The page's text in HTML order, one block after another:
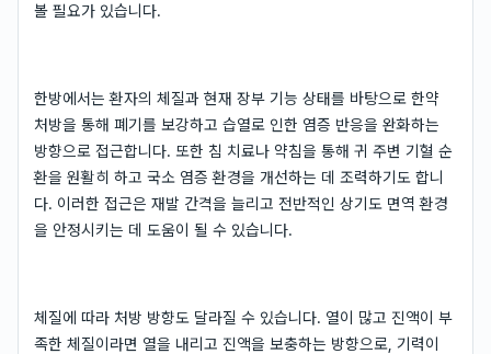
볼 필요가 있습니다.
한방에서는 환자의 체질과 현재 장부 기능 상태를 바탕으로 한약
처방을 통해 폐기를 보강하고 습열로 인한 염증 반응을 완화하는
방향으로 접근합니다. 또한 침 치료나 약침을 통해 귀 주변 기혈 순
환을 원활히 하고 국소 염증 환경을 개선하는 데 조력하기도 합니
다. 이러한 접근은 재발 간격을 늘리고 전반적인 상기도 면역 환경
을 안정시키는 데 도움이 될 수 있습니다.
체질에 따라 처방 방향도 달라질 수 있습니다. 열이 많고 진액이 부
족한 체질이라면 열을 내리고 진액을 보충하는 방향으로, 기력이